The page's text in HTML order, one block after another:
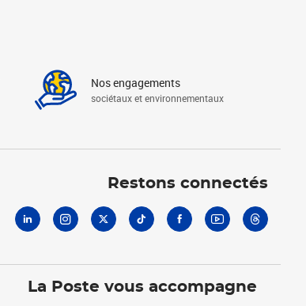
Nos engagements
sociétaux et environnementaux
Restons connectés
La Poste vous accompagne